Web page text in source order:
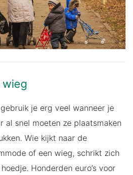
wieg
je erg veel wanneer je
al snel moeten ze plaatsmaken
Wie kijkt naar de
of een wieg, schrikt zich
Honderden euro’s voor